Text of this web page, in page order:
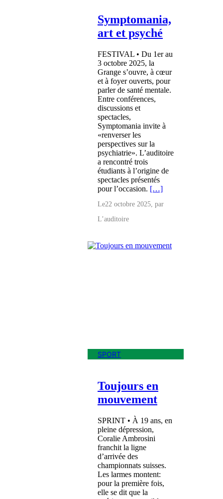
Symptomania,
art et psyché
FESTIVAL • Du 1er au
3 octobre 2025, la
Grange s’ouvre, à cœur
et à foyer ouverts, pour
parler de santé mentale.
Entre conférences,
discussions et
spectacles,
Symptomania invite à
«renverser les
perspectives sur la
psychiatrie». L’auditoire
a rencontré trois
étudiants à l’origine de
spectacles présentés
pour l’occasion. […]
Le22 octobre 2025, par
L’auditoire
SPORT
Toujours en
mouvement
SPRINT • À 19 ans, en
pleine dépression,
Coralie Ambrosini
franchit la ligne
d’arrivée des
championnats suisses.
Les larmes montent:
pour la première fois,
elle se dit que la